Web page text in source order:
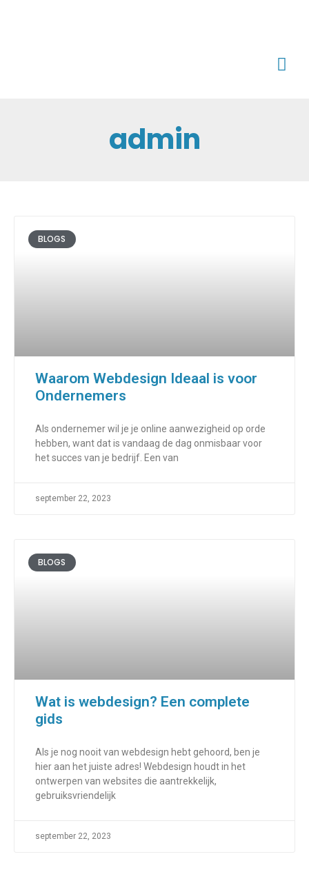
admin
BLOGS
Waarom Webdesign Ideaal is voor
Ondernemers
Als ondernemer wil je je online aanwezigheid op orde
hebben, want dat is vandaag de dag onmisbaar voor
het succes van je bedrijf. Een van
september 22, 2023
BLOGS
Wat is webdesign? Een complete
gids
Als je nog nooit van webdesign hebt gehoord, ben je
hier aan het juiste adres! Webdesign houdt in het
ontwerpen van websites die aantrekkelijk,
gebruiksvriendelijk
september 22, 2023